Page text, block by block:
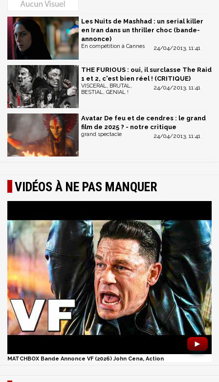
Les Nuits de Mashhad : un serial killer
en Iran dans un thriller choc (bande-
annonce)
24/04/2013, 11:41
En compétition à Cannes
THE FURIOUS : oui, il surclasse The Raid
1 et 2, c'est bien réel ! (CRITIQUE)
24/04/2013, 11:41
VISCERAL, BRUTAL,
BESTIAL, GENIAL !
Avatar De feu et de cendres : le grand
film de 2025 ? - notre critique
24/04/2013, 11:41
grand spectacle
VIDÉOS À NE PAS MANQUER
►
MATCHBOX Bande Annonce VF (2026) John Cena, Action